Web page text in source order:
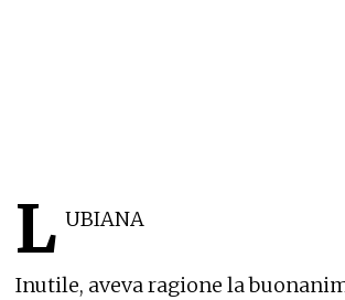
L UBIANA
Inutile, aveva ragione la